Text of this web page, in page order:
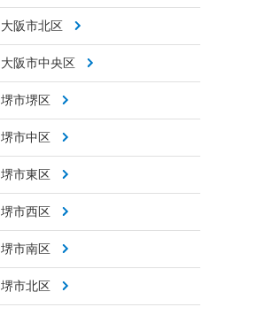
大阪市北区
大阪市中央区
堺市堺区
堺市中区
堺市東区
堺市西区
堺市南区
堺市北区